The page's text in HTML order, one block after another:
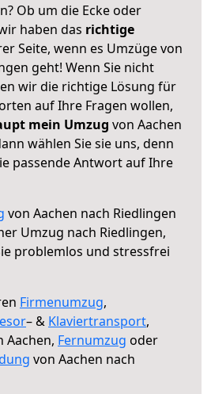
Ob um die Ecke oder
haben das richtige
Seite, wenn es Umzüge von
geht! Wenn Sie nicht
wir die richtige Lösung für
auf Ihre Fragen wollen,
mein Umzug von Aachen
wählen Sie sie uns, denn
passende Antwort auf Ihre
von Aachen nach Riedlingen
Umzug nach Riedlingen,
problemlos und stressfrei
Firmenumzug,
– & Klaviertransport,
Aachen, Fernumzug oder
von Aachen nach